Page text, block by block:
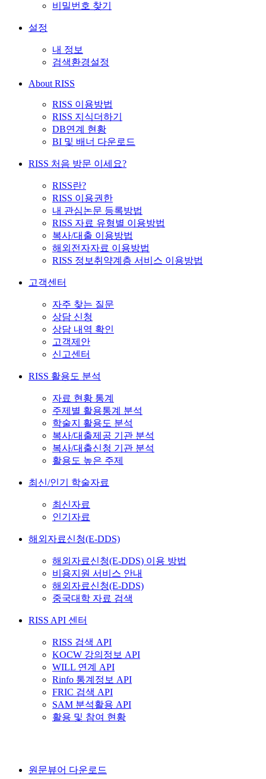
비밀번호 찾기
설정
내 정보
검색환경설정
About RISS
RISS 이용방법
RISS 지식더하기
DB연계 현황
BI 및 배너 다운로드
RISS 처음 방문 이세요?
RISS란?
RISS 이용권한
내 관심논문 등록방법
RISS 자료 유형별 이용방법
복사/대출 이용방법
해외전자자료 이용방법
RISS 정보취약계층 서비스 이용방법
고객센터
자주 찾는 질문
상담 신청
상담 내역 확인
고객제안
신고센터
RISS 활용도 분석
자료 현황 통계
주제별 활용통계 분석
학술지 활용도 분석
복사/대출제공 기관 분석
복사/대출신청 기관 분석
활용도 높은 주제
최신/인기 학술자료
최신자료
인기자료
해외자료신청(E-DDS)
해외자료신청(E-DDS) 이용 방법
비용지원 서비스 안내
해외자료신청(E-DDS)
중국대학 자료 검색
RISS API 센터
RISS 검색 API
KOCW 강의정보 API
WILL 연계 API
Rinfo 통계정보 API
FRIC 검색 API
SAM 분석활용 API
활용 및 참여 현황
원문뷰어 다운로드